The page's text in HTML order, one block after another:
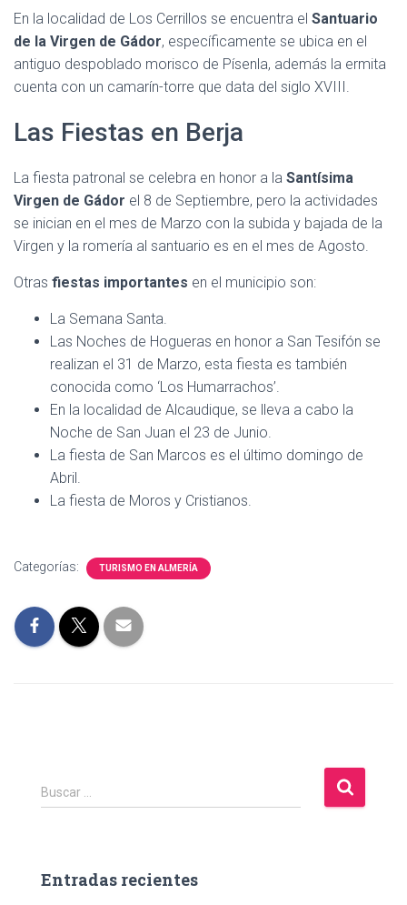
En la localidad de Los Cerrillos se encuentra el Santuario
de la Virgen de Gádor, específicamente se ubica en el
antiguo despoblado morisco de Písenla, además la ermita
cuenta con un camarín-torre que data del siglo XVIII.
Las Fiestas en Berja
La fiesta patronal se celebra en honor a la Santísima
Virgen de Gádor el 8 de Septiembre, pero la actividades
se inician en el mes de Marzo con la subida y bajada de la
Virgen y la romería al santuario es en el mes de Agosto.
Otras fiestas importantes en el municipio son:
La Semana Santa.
Las Noches de Hogueras en honor a San Tesifón se
realizan el 31 de Marzo, esta fiesta es también
conocida como ‘Los Humarrachos’.
En la localidad de Alcaudique, se lleva a cabo la
Noche de San Juan el 23 de Junio.
La fiesta de San Marcos es el último domingo de
Abril.
La fiesta de Moros y Cristianos.
Categorías: TURISMO EN ALMERÍA
B
u
r
Buscar …
Entradas recientes